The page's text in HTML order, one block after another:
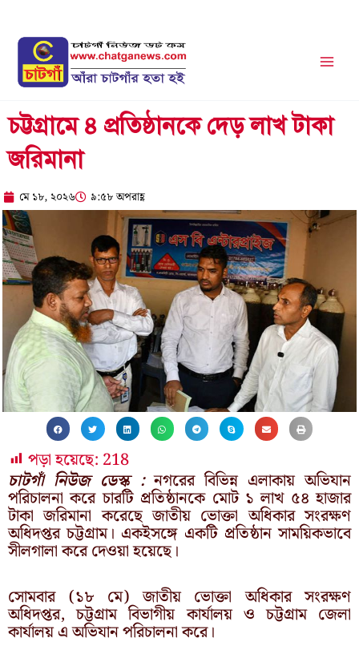
content
চট্টগ্রামে ৪ প্রতিষ্ঠানকে দেড় লাখ টাকা
জরিমানা
মে ১৮, ২০২৬ ৯:৫৮ অপরাহ্ণ
পড়া হয়েছে: 218
চাটগাঁ নিউজ ডেস্ক : নগরের বিভিন্ন এলাকায় অভিযান
পরিচালনা করে চারটি প্রতিষ্ঠানকে মোট ১ লাখ ৫৪ হাজার
টাকা জরিমানা করেছে জাতীয় ভোক্তা অধিকার সংরক্ষণ
অধিদপ্তর চট্টগ্রাম। একইসঙ্গে একটি প্রতিষ্ঠান সাময়িকভাবে
সীলগালা করে দেওয়া হয়েছে।
সোমবার (১৮ মে) জাতীয় ভোক্তা অধিকার সংরক্ষণ
অধিদপ্তর, চট্টগ্রাম বিভাগীয় কার্যালয় ও চট্টগ্রাম জেলা
কার্যালয় এ অভিযান পরিচালনা করে।